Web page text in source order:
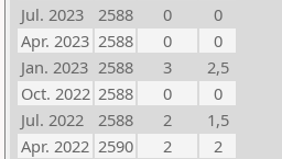
Jul. 2023
2588 0
0
Apr. 2023 2588 0
0
Jan. 2023 2588 3
2,5
Oct. 2022 2588 0
0
Jul. 2022
2588 2
1,5
Apr. 2022 2590 2
2